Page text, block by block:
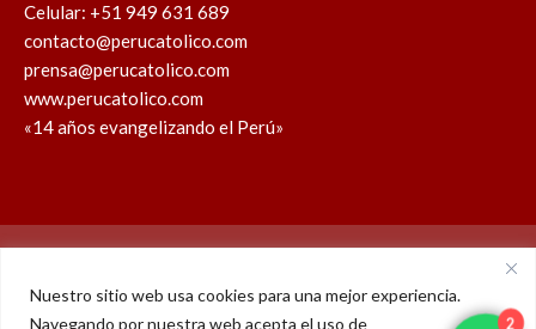
Nuestro sitio web usa cookies para una mejor experiencia.
Navegando por nuestra web acepta el uso de
Celular: +51 949 631 689
contacto@perucatolico.com
prensa@perucatolico.com
www.perucatolico.com
«14 años evangelizando el Perú»
WhatsAppFacebookYoutubeInstagram
X